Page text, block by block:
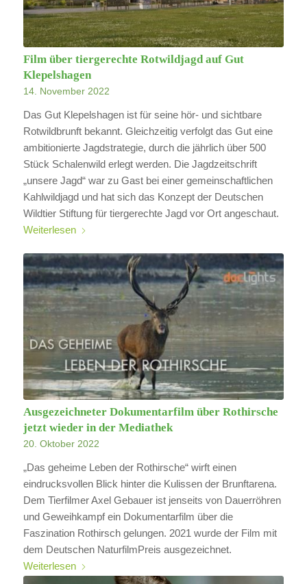
Film über tiergerechte Rotwildjagd auf Gut
Klepelshagen
14. November 2022
Das Gut Klepelshagen ist für seine hör- und sichtbare
Rotwildbrunft bekannt. Gleichzeitig verfolgt das Gut eine
ambitionierte Jagdstrategie, durch die jährlich über 500
Stück Schalenwild erlegt werden. Die Jagdzeitschrift
„unsere Jagd“ war zu Gast bei einer gemeinschaftlichen
Kahlwildjagd und hat sich das Konzept der Deutschen
Wildtier Stiftung für tiergerechte Jagd vor Ort angeschaut.
Weiterlesen
Ausgezeichneter Dokumentarfilm über Rothirsche
jetzt wieder in der Mediathek
20. Oktober 2022
„Das geheime Leben der Rothirsche“ wirft einen
eindrucksvollen Blick hinter die Kulissen der Brunftarena.
Dem Tierfilmer Axel Gebauer ist jenseits von Dauerröhren
und Geweihkampf ein Dokumentarfilm über die
Faszination Rothirsch gelungen. 2021 wurde der Film mit
dem Deutschen NaturfilmPreis ausgezeichnet.
Weiterlesen